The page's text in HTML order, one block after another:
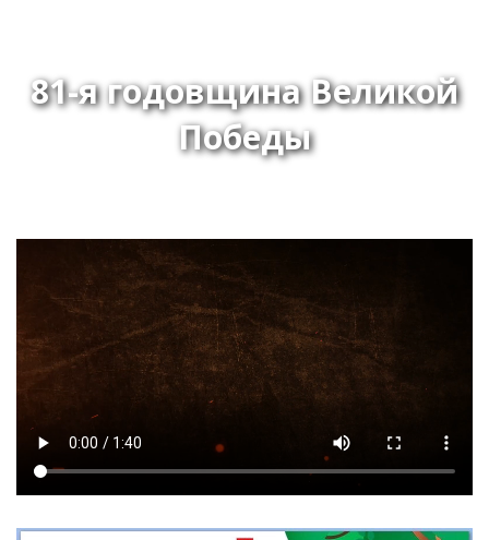
81-я годовщина Великой
Победы